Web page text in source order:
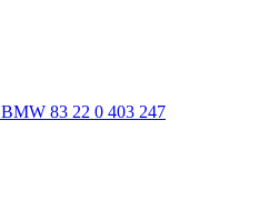
BMW 83 22 0 403 247